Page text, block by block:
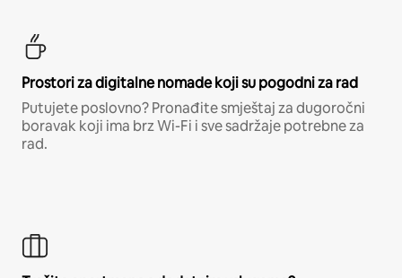
Prostori za digitalne nomade koji su pogodni za rad
Putujete poslovno? Pronađite smještaj za dugoročni
boravak koji ima brz Wi-Fi i sve sadržaje potrebne za
rad.